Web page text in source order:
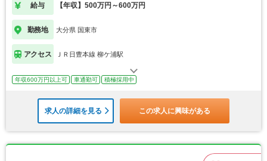
給与 【年収】500万円～600万円
勤務地 大分県 国東市
アクセス ＪＲ日豊本線 柳ケ浦駅
年収600万円以上可 車通勤可 積極採用中
求人の詳細を見る この求人に興味がある